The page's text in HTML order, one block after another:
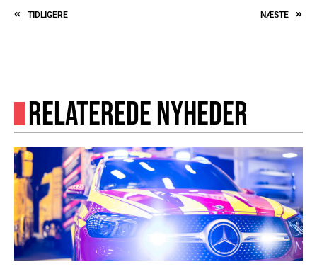
TIDLIGERE NÆSTE
RELATEREDE NYHEDER